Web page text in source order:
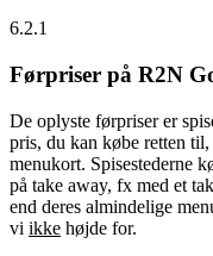
6.2.1
Førpriser på R2N
De oplyste førpriser er
pris, du kan købe retten
menukort. Spisestederne
på take away, fx med et
end deres almindelige
vi ikke højde for.